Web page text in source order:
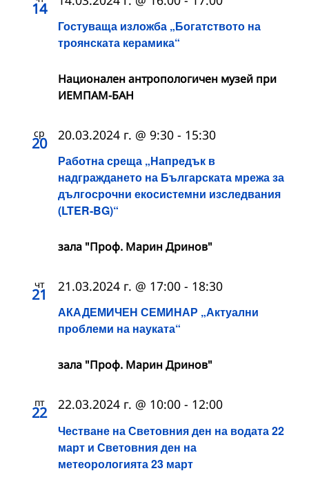
14
Гостуваща изложба „Богатството на
троянската керамика“
Националeн антропологичен музей при
ИЕМПАМ-БАН
ср
20
Работна среща „Напредък в
надграждането на Българската мрежа за
дългосрочни екосистемни изследвания
(LTER-BG)“
20.03.2024 г. @ 9:30 - 15:30
зала "Проф. Марин Дринов"
чт
21
АКАДЕМИЧЕН СЕМИНАР „Актуални
проблеми на науката“
21.03.2024 г. @ 17:00 - 18:30
зала "Проф. Марин Дринов"
пт
22
Честване на Световния ден на водата 22
март и Световния ден на
метеорологията 23 март
22.03.2024 г. @ 10:00 - 12:00